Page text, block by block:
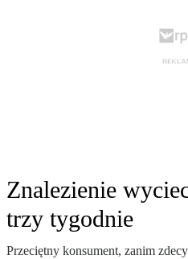
Znalezienie
trzy tygodnie
Przeciętny konsument, zanim